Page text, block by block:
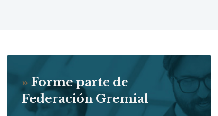
» Forme parte de
Federación Gremial